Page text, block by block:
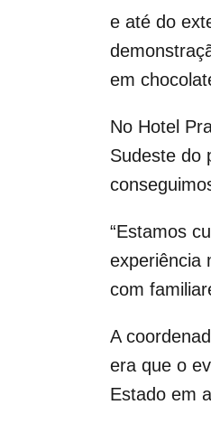
e até do
em
No Hotel
Sudeste do
“Estamos
experiência
com
A
era que o
Estado em